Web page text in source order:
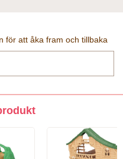
för att åka fram och tillbaka